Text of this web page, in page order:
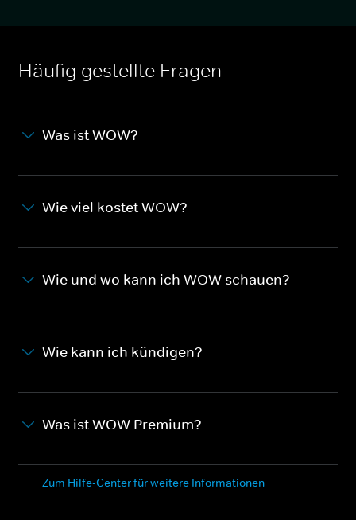
Häufig gestellte Fragen
Was ist WOW?
Wie viel kostet WOW?
Wie und wo kann ich WOW schauen?
Wie kann ich kündigen?
Was ist WOW Premium?
Zum Hilfe-Center für weitere Informationen